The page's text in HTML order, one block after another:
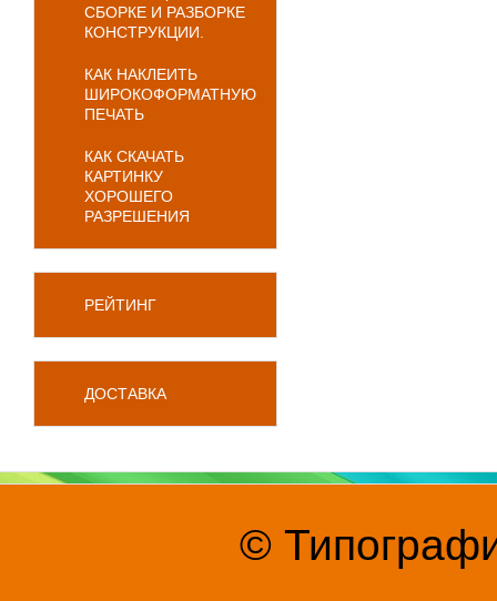
СБОРКЕ И РАЗБОРКЕ
КОНСТРУКЦИИ.
КАК НАКЛЕИТЬ
ШИРОКОФОРМАТНУЮ
ПЕЧАТЬ
КАК СКАЧАТЬ
КАРТИНКУ
ХОРОШЕГО
РАЗРЕШЕНИЯ
РЕЙТИНГ
ДОСТАВКА
©